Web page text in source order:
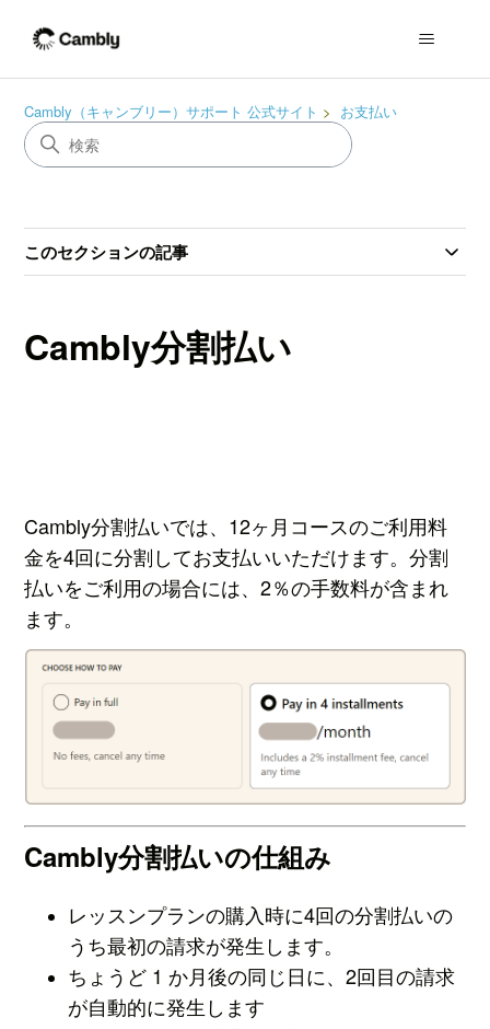
Cambly（キャンブリー）サポート 公式サイト お支払い
このセクションの記事
Cambly分割払い
Cambly分割払いでは、12ヶ月コースのご利用料
金を4回に分割してお支払いいただけます。分割
払いをご利用の場合には、2％の手数料が含まれ
ます。
Cambly分割払いの仕組み
レッスンプランの購入時に4回の分割払いの
うち最初の請求が発生します。
ちょうど 1 か月後の同じ日に、2回目の請求
が自動的に発生します